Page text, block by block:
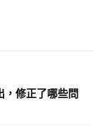
修正了哪些問